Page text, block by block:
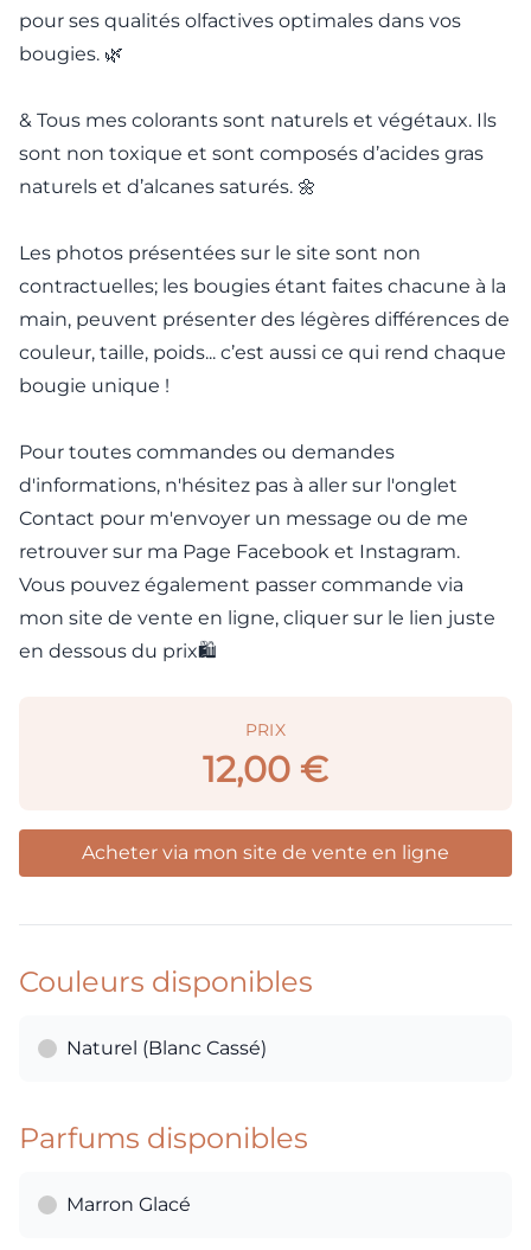
pour ses qualités olfactives optimales dans vos
bougies. 🌿
& Tous mes colorants sont naturels et végétaux. Ils
sont non toxique et sont composés d’acides gras
naturels et d’alcanes saturés. 🌼
Les photos présentées sur le site sont non
contractuelles; les bougies étant faites chacune à la
main, peuvent présenter des légères différences de
couleur, taille, poids... c’est aussi ce qui rend chaque
bougie unique !
Pour toutes commandes ou demandes
d'informations, n'hésitez pas à aller sur l'onglet
Contact pour m'envoyer un message ou de me
retrouver sur ma Page Facebook et Instagram.​
Vous pouvez également passer commande via
mon site de vente en ligne, cliquer sur le lien juste
en dessous du prix🛍️
PRIX
12,00 €
Acheter via mon site de vente en ligne
Couleurs disponibles
Naturel (Blanc Cassé)
Parfums disponibles
Marron Glacé